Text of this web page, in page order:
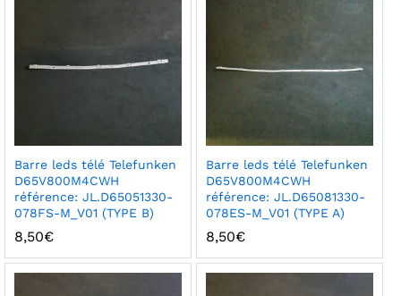
Barre leds télé Telefunken
D65V800M4CWH
référence: JL.D65051330-
078FS-M_V01 (TYPE B)
8,50€
Barre leds télé Telefunken
D65V800M4CWH
référence: JL.D65081330-
078ES-M_V01 (TYPE A)
8,50€